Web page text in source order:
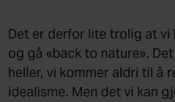
Det er derfor lite trolig at
og gå «back to nature».
heller, vi kommer aldri til å
idealisme. Men det vi kan